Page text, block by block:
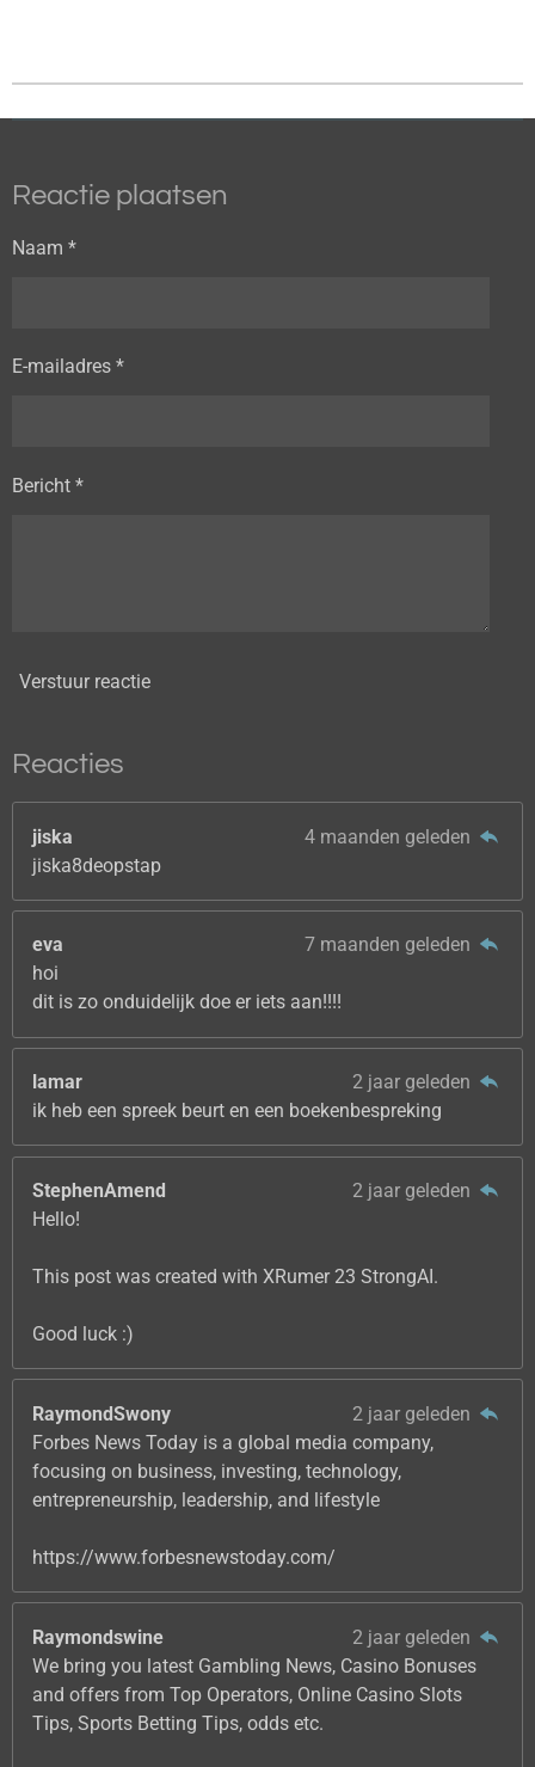
Reactie plaatsen
Naam *
E-mailadres *
Bericht *
Verstuur reactie
Reacties
jiska
4 maanden geleden
jiska8deopstap
eva
7 maanden geleden
hoi
dit is zo onduidelijk doe er iets aan!!!!
lamar
2 jaar geleden
ik heb een spreek beurt en een boekenbespreking
StephenAmend
2 jaar geleden
Hello!
This post was created with XRumer 23 StrongAI.
Good luck :)
RaymondSwony
2 jaar geleden
Forbes News Today is a global media company,
focusing on business, investing, technology,
entrepreneurship, leadership, and lifestyle
https://www.forbesnewstoday.com/
Raymondswine
2 jaar geleden
We bring you latest Gambling News, Casino Bonuses
and offers from Top Operators, Online Casino Slots
Tips, Sports Betting Tips, odds etc.